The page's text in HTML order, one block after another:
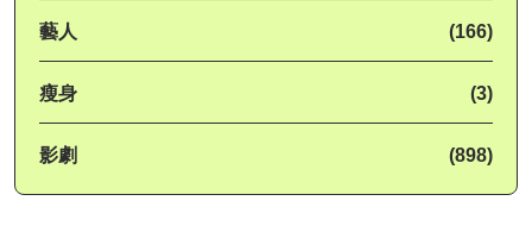
藝人 (166)
瘦身 (3)
影劇 (898)